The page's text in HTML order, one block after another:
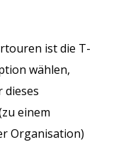
ist die T-
wählen,
dieses
einem
Organisation)